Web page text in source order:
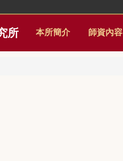
所 本所簡介 師資內容